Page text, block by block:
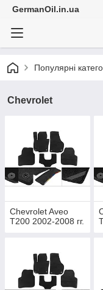
GermanOil.in.ua
Популярні
Chevrolet
Chevrolet Aveo
T200 2002-2008 гг.